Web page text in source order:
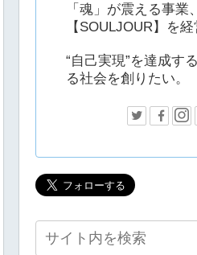
「魂」が震える事業、
【SOULJOUR】を経
“自己実現”を達成す
る社会を創りたい。